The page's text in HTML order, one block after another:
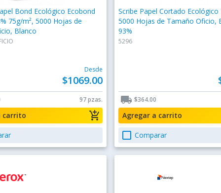
Bond Ecológico Ecobond
75g/m², 5000 Hojas de
Blanco
Desde
$1069.00
97 pzas.
add_shopping_cart
carrito
Scribe Papel Cortado Ecológico
5000 Hojas de Tamaño Oficio,
93%
5296
local_shipping $364.00
Agregar a carrito
check_box_outline_blank Comparar